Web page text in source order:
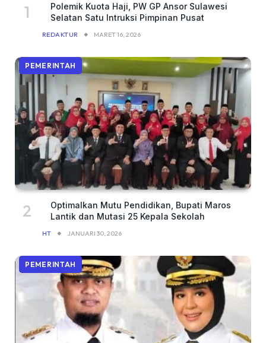
Polemik Kuota Haji, PW GP Ansor Sulawesi
Selatan Satu Intruksi Pimpinan Pusat
REDAKTUR MARET 16, 2026
PEMERINTAH
Optimalkan Mutu Pendidikan, Bupati Maros
Lantik dan Mutasi 25 Kepala Sekolah
HT JANUARI 30, 2026
PEMERINTAH